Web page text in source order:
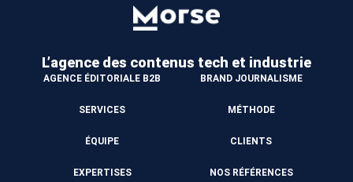
L’agence des contenus tech et industrie
AGENCE ÉDITORIALE B2B BRAND JOURNALISME
SERVICES MÉTHODE
ÉQUIPE CLIENTS
EXPERTISES NOS RÉFÉRENCES